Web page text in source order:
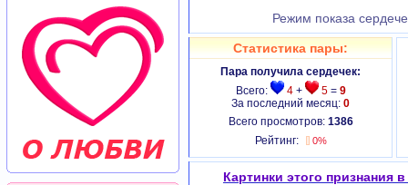
Режим показа
Статистика пары:
Пара получила сердечек:
Всего:
4+ 5= 9
За последний месяц: 0
Всего просмотров: 1386
Рейтинг:
0%
Картинки этого признания